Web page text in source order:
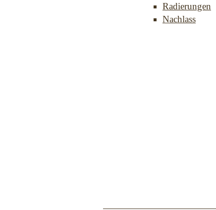
Radierungen
Nachlass